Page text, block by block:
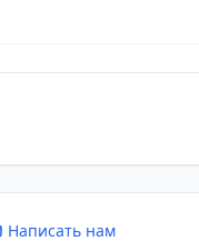
Написать нам